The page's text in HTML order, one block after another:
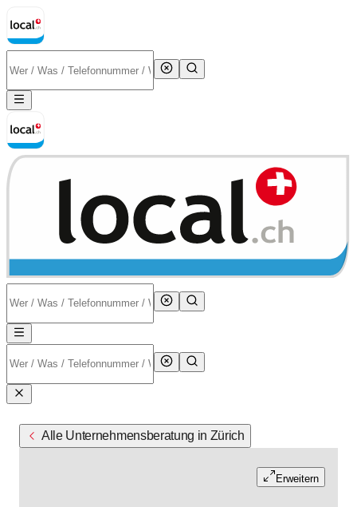
Alle Unternehmensberatung in Zürich
Erweitern